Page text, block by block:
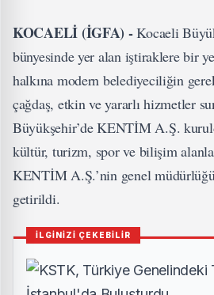
KOCAELİ (İGFA) -Kocaeli
bünyesinde yer alan iştiraklere bir
halkına modern belediyeciliğin
çağdaş, etkin ve yararlı hizmetler
Büyükşehir’de KENTİM A.Ş.
kültür, turizm, spor ve bilişim
KENTİM A.Ş.’nin genel
getirildi.
İLGİNİZİ ÇEKEBİLİR